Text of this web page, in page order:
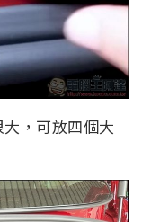
，可放四個大